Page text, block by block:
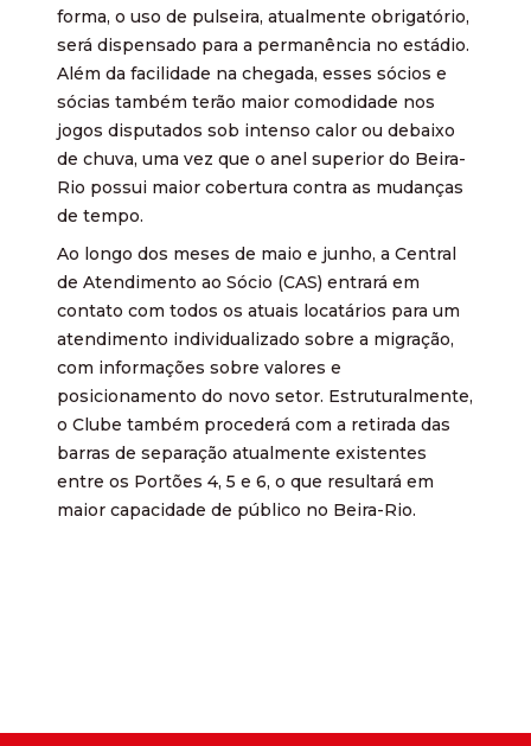
forma, o uso de pulseira, atualmente obrigatório,
será dispensado para a permanência no estádio.
Além da facilidade na chegada, esses sócios e
sócias também terão maior comodidade nos
jogos disputados sob intenso calor ou debaixo
de chuva, uma vez que o anel superior do Beira-
Rio possui maior cobertura contra as mudanças
de tempo.
Ao longo dos meses de maio e junho, a Central
de Atendimento ao Sócio (CAS) entrará em
contato com todos os atuais locatários para um
atendimento individualizado sobre a migração,
com informações sobre valores e
posicionamento do novo setor. Estruturalmente,
o Clube também procederá com a retirada das
barras de separação atualmente existentes
entre os Portões 4, 5 e 6, o que resultará em
maior capacidade de público no Beira-Rio.